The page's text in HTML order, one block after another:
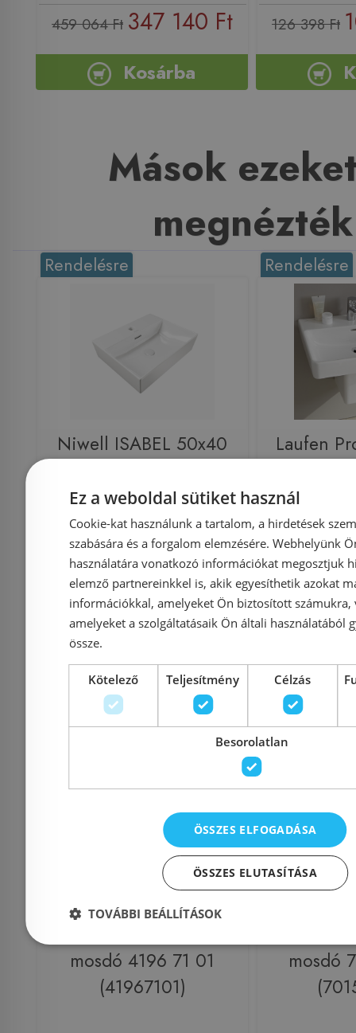
459 064 Ft 347 140 Ft
Kosárba
126 398 Ft
Mások
megnézték
Rendelésre
Niwell ISABEL 50x40
szerelhető mosdó, fehér
COMP-NWSZ-ISA5040
Azonosító: 184822
Cikkszám: COMP-NWSZ-
ISA5040
39 990 Ft
Kosárba
Rendelésre
Laufen
Cikkszám:
mosdó 4196 71 01
(41967101)
mosdó
Ez a weboldal sütiket használ
Cookie-kat használunk a tartalom, a hirdetések
szabására és a forgalom elemzésére. Webhelyünk
használatára vonatkozó információkat megosztjuk
elemző partnereinkkel is, akik egyesíthetik azokat
információkkal, amelyeket Ön biztosított számukra,
amelyeket a szolgáltatásaik Ön általi használatából
össze.
Kötelező Teljesítmény Célzás
Besorolatlan
ÖSSZES ELFOGADÁSA
ÖSSZES ELUTASÍTÁSA
TOVÁBBI BEÁLLÍTÁSOK